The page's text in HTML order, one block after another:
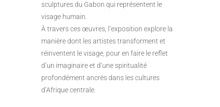
sculptures du Gabon qui représentent le
visage humain.
À travers ces œuvres, l’exposition explore la
manière dont les artistes transforment et
réinventent le visage, pour en faire le reflet
d’un imaginaire et d’une spiritualité
profondément ancrés dans les cultures
d’Afrique centrale.